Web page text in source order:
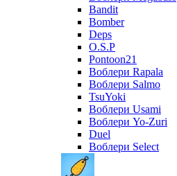
Bandit
Bomber
Deps
O.S.P
Pontoon21
Воблери Rapala
Воблери Salmo
TsuYoki
Воблери Usami
Воблери Yo-Zuri
Duel
Воблери Select